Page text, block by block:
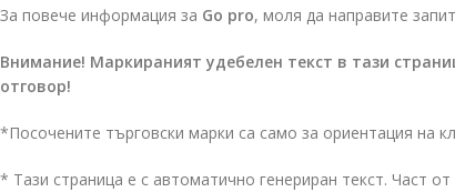
За повече информация за Go pro, моля да направите
Внимание! Маркираният удебелен текст в тази
отговор!
*Посочените търговски марки са само за ориентация на
* Тази страница е с автоматично генериран текст. Част